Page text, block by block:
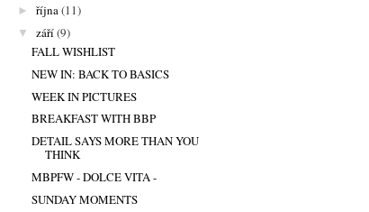
► října(11)
▼ září(9)
FALL WISHLIST
NEW IN: BACK TO BASICS
WEEK IN PICTURES
BREAKFAST WITH BBP
DETAIL SAYS MORE THAN YOU
THINK
MBPFW - DOLCE VITA -
SUNDAY MOMENTS